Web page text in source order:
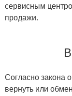
сервисным
продажи.
Согласно закона
вернуть или